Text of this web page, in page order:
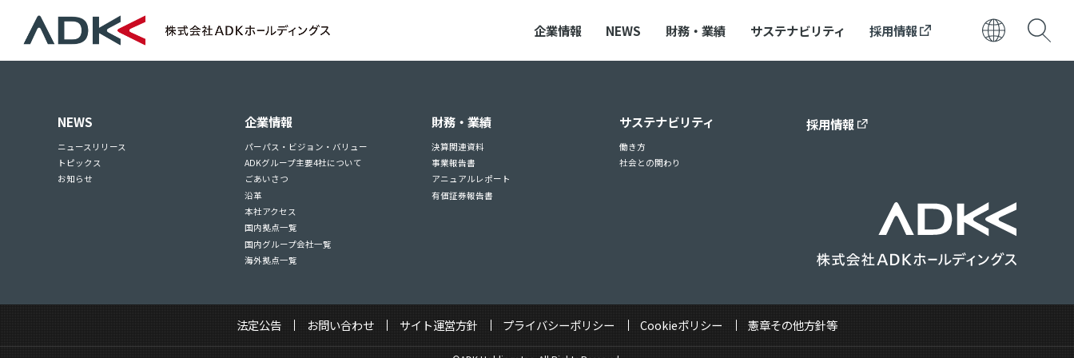
企業情報 NEWS 財務・業績 サステナビリティ 採用情報
NEWS
ニュースリリース
トピックス
お知らせ
企業情報
パーパス・ビジョン・バリュー
ADKグループ主要4社について
ごあいさつ
沿革
本社アクセス
国内拠点一覧
国内グループ会社一覧
海外拠点一覧
財務・業績
決算関連資料
事業報告書
アニュアルレポート
有価証券報告書
サステナビリティ
働き方
社会との関わり
採用情報
法定公告 お問い合わせ サイト運営方針 プライバシーポリシー Cookieポリシー 憲章その他方針等